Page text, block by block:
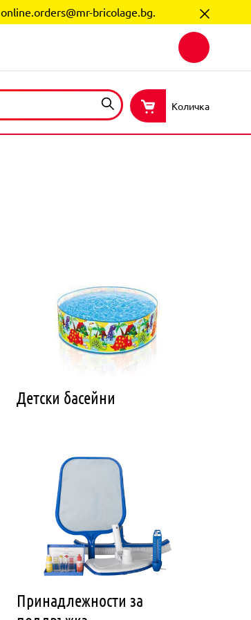
online.orders@mr-bricolage.bg.
Количка
Детски басейни
Принадлежности за